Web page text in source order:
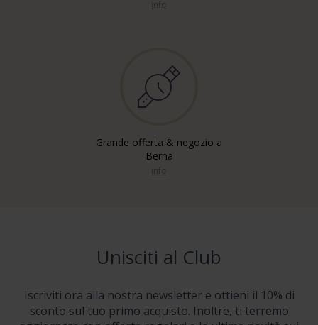
Grande offerta & negozio a
Berna
Unisciti al Club
Iscriviti ora alla nostra newsletter e ottieni il 10% di
sconto sul tuo primo acquisto. Inoltre, ti terremo